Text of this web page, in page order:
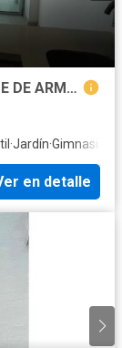
SE VENDE APARTAMENTO EN EL NORTE DE ARMENIA
·Jardín·Gimnasio
en detalle